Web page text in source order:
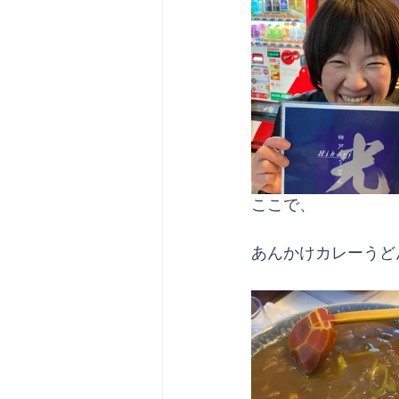
ここで、
あんかけカレーうど